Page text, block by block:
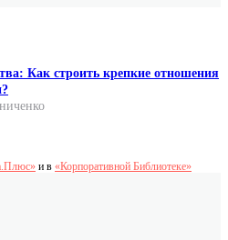
Как строить крепкие отношения
и в «Корпоративной Библиотеке»